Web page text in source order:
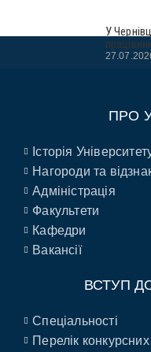
У
ПРО
Історія
Нагороди та
Адміністрація
Факультети
Кафедри
Вакансії
ВСТУП
Спеціальності
Перелік